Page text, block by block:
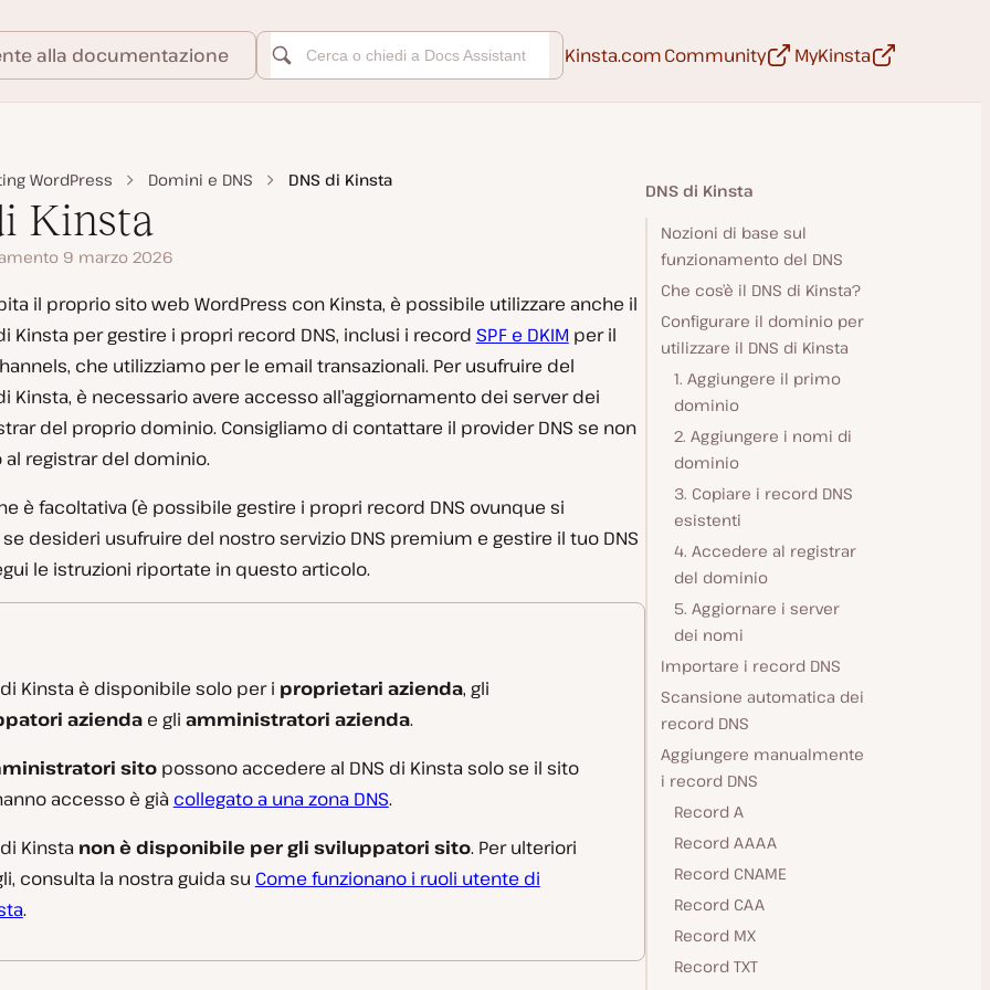
alla documentazione Kinsta.comCommunityApri in una nuova scheda
MyKinstaApri in una
WordPress Domini e DNS DNS di Kinsta
Kinsta
9 marzo 2026
il proprio sito web WordPress con Kinsta, è possibile utilizzare anche il
Kinsta per gestire i propri record DNS, inclusi i record SPF e DKIM per il
che utilizziamo per le email transazionali. Per usufruire del
Kinsta, è necessario avere accesso all’aggiornamento dei server dei
del proprio dominio. Consigliamo di contattare il provider DNS se non
al registrar del dominio.
è facoltativa (è possibile gestire i propri record DNS ovunque si
desideri usufruire del nostro servizio DNS premium e gestire il tuo DNS
le istruzioni riportate in questo articolo.
di Kinsta è disponibile solo per i proprietari azienda, gli
aziendae gli amministratori azienda.
sitopossono accedere al DNS di Kinsta solo se il sito
accesso è già collegato a una zona DNS.
Kinsta non è disponibile per gli sviluppatori sito. Per ulteriori
consulta la nostra guida su Come funzionano i ruoli utente di
.
DNS di Kinsta
Nozioni di base sul
funzionamento del DNS
Che cos’è il DNS di Kinsta?
Configurare il dominio per
utilizzare il DNS di Kinsta
1. Aggiungere il primo
dominio
2. Aggiungere i nomi di
dominio
3. Copiare i record DNS
esistenti
4. Accedere al registrar
del dominio
5. Aggiornare i server
dei nomi
Importare i record DNS
Scansione automatica dei
record DNS
Aggiungere manualmente
i record DNS
Record A
Record AAAA
Record CNAME
Record CAA
Record MX
Record TXT